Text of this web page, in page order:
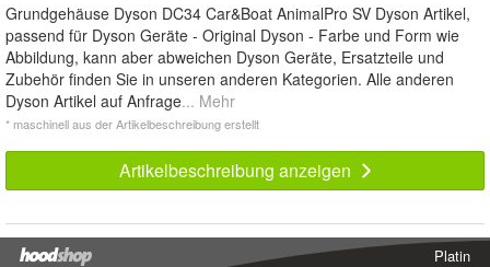
Grundgehäuse Dyson DC34 Car&Boat AnimalPro SV Dyson Artikel,
passend für Dyson Geräte - Original Dyson - Farbe und Form wie
Abbildung, kann aber abweichen Dyson Geräte, Ersatzteile und
Zubehör finden Sie in unseren anderen Kategorien. Alle anderen
Dyson Artikel auf Anfrage... Mehr
* maschinell aus der Artikelbeschreibung erstellt
Artikelbeschreibung anzeigen
Platin